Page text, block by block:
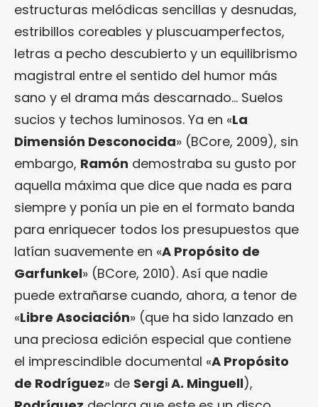
estructuras melódicas sencillas y desnudas,
estribillos coreables y pluscuamperfectos,
letras a pecho descubierto y un equilibrismo
magistral entre el sentido del humor más
sano y el drama más descarnado… Suelos
sucios y techos luminosos. Ya en «La
Dimensión Desconocida» (BCore, 2009), sin
embargo, Ramón demostraba su gusto por
aquella máxima que dice que nada es para
siempre y ponía un pie en el formato banda
para enriquecer todos los presupuestos que
latían suavemente en «A Propósito de
Garfunkel» (BCore, 2010). Así que nadie
puede extrañarse cuando, ahora, a tenor de
«Libre Asociación» (que ha sido lanzado en
una preciosa edición especial que contiene
el imprescindible documental «A Propósito
de Rodríguez» de Sergi A. Minguell),